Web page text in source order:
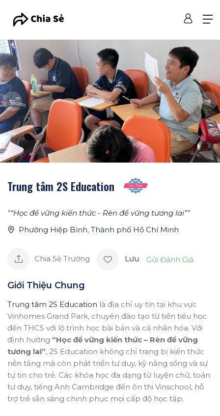
Trung tâm 2S Education
"“Học để vững kiến thức - Rèn để vững tương lai”"
Phường Hiệp Bình, Thành phố Hồ Chí Minh
Chia Sẻ Trường Lưu Gửi Đánh Giá
Giới Thiệu Chung
Trung tâm 2S Education là địa chỉ uy tín tại khu vực
Vinhomes Grand Park, chuyên đào tạo từ tiền tiểu học
đến THCS với lộ trình học bài bản và cá nhân hóa. Với
định hướng “Học để vững kiến thức – Rèn để vững
tương lai”, 2S Education không chỉ trang bị kiến thức
nền tảng mà còn phát triển tư duy, kỹ năng sống và sự
tự tin cho trẻ. Các khóa học đa dạng từ luyện chữ, toán
tư duy, tiếng Anh Cambridge đến ôn thi Vinschool, hỗ
trợ trẻ sẵn sàng chinh phục mọi cấp độ học tập.